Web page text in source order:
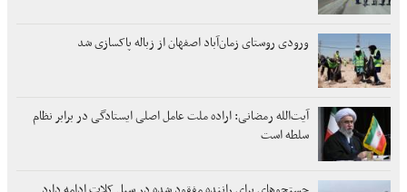
ورودی روستای زمان‌آباد اصفهان از زباله پاکسازی شد
آیت‌الله رمضانی: اراده ملت عامل اصلی ایستادگی در برابر نظام
سلطه است